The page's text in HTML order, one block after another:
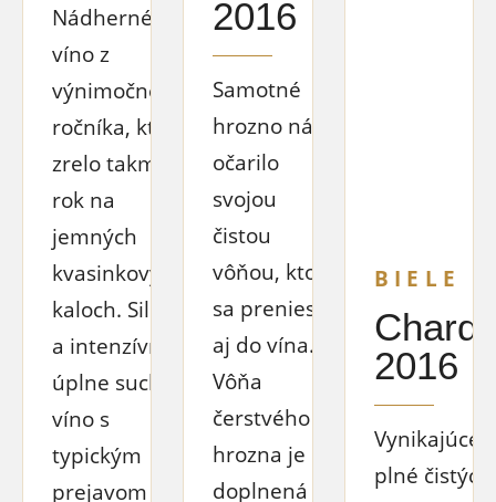
Nádherné
víno z
výnimočného
ročníka, ktoré
zrelo takmer
rok na
jemných
kvasinkových
kaloch. Silné
a intenzívne,
úplne suché
víno s
typickým
prejavom
2016
Samotné
hrozno nás
očarilo
svojou
čistou
vôňou, ktorá
sa preniesla
aj do vína.
Vôňa
čerstvého
hrozna je
doplnená o
BIELE
2016
Vynikajúce
plné čistých